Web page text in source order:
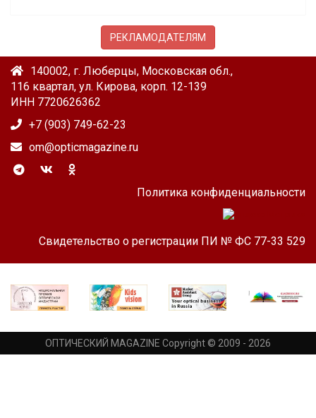
РЕКЛАМОДАТЕЛЯМ
140002, г. Люберцы, Московская обл.,
116 квартал, ул. Кирова, корп. 12-139
ИНН 7720626362
+7 (903) 749-62-23
om@opticmagazine.ru
Политика конфиденциальности
Свидетельство о регистрации ПИ № ФС 77-33 529
ОПТИЧЕСКИЙ MAGAZINE Copyright © 2009 - 2026